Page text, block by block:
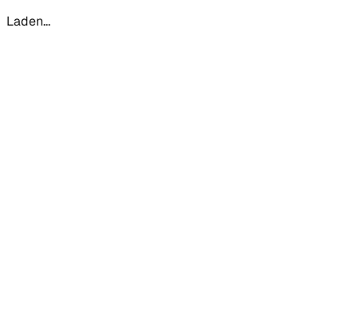
Laden...